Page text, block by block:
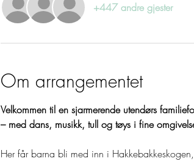
+447 andre gjester
Om arrangementet
Velkommen til en sjarmerende utendørs
– med dans, musikk, tull og tøys i fine
Her får barna bli med inn i